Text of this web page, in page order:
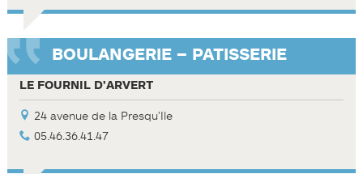
BOULANGERIE – PATISSERIE
LE FOURNIL D'ARVERT
24 avenue de la Presqu'Ile
05.46.36.41.47